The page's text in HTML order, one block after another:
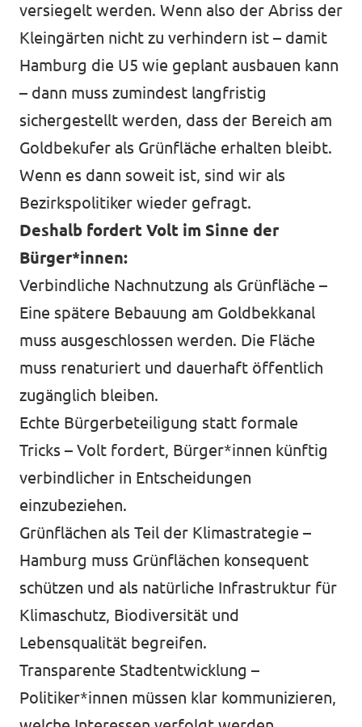
versiegelt werden. Wenn also der Abriss der
Kleingärten nicht zu verhindern ist – damit
Hamburg die U5 wie geplant ausbauen kann
– dann muss zumindest langfristig
sichergestellt werden, dass der Bereich am
Goldbekufer als Grünfläche erhalten bleibt.
Wenn es dann soweit ist, sind wir als
Bezirkspolitiker wieder gefragt.
Deshalb fordert Volt im Sinne der
Bürger*innen:
Verbindliche Nachnutzung als Grünfläche –
Eine spätere Bebauung am Goldbekkanal
muss ausgeschlossen werden. Die Fläche
muss renaturiert und dauerhaft öffentlich
zugänglich bleiben.
Echte Bürgerbeteiligung statt formale
Tricks – Volt fordert, Bürger*innen künftig
verbindlicher in Entscheidungen
einzubeziehen.
Grünflächen als Teil der Klimastrategie –
Hamburg muss Grünflächen konsequent
schützen und als natürliche Infrastruktur für
Klimaschutz, Biodiversität und
Lebensqualität begreifen.
Transparente Stadtentwicklung –
Politiker*innen müssen klar kommunizieren,